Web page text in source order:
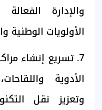
والإدارة
الأولويات الوطنية
7. تسريع إنشاء
الأدوية
وتعزيز نقل